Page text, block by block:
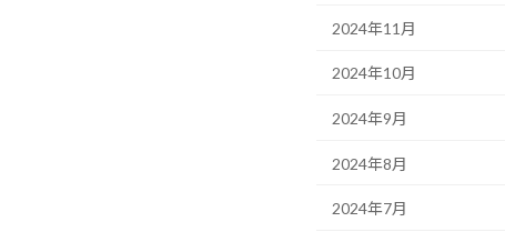
2024年11月
2024年10月
2024年9月
2024年8月
2024年7月